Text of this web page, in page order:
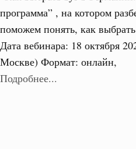
программа” , на котором
поможем понять, как
Дата вебинара: 18 октября
Москве) Формат: онлайн,
Подробнее...